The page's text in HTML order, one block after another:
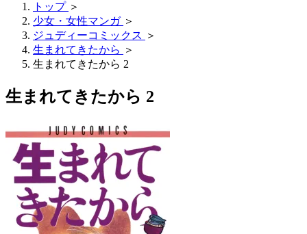
トップ ＞
少女・女性マンガ ＞
ジュディーコミックス ＞
生まれてきたから ＞
生まれてきたから 2
生まれてきたから 2